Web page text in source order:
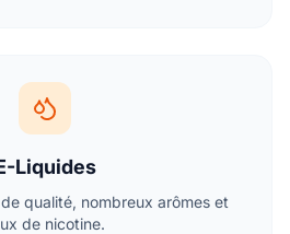
Liquides
qualité, nombreux arômes et
de nicotine.